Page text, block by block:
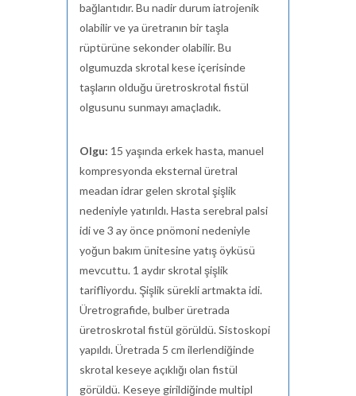
bağlantıdır. Bu nadir durum iatrojenik
olabilir ve ya üretranın bir taşla
rüptürüne sekonder olabilir. Bu
olgumuzda skrotal kese içerisinde
taşların olduğu üretroskrotal fistül
olgusunu sunmayı amaçladık.
Olgu: 15 yaşında erkek hasta, manuel
kompresyonda eksternal üretral
meadan idrar gelen skrotal şişlik
nedeniyle yatırıldı. Hasta serebral palsi
idi ve 3 ay önce pnömoni nedeniyle
yoğun bakım ünitesine yatış öyküsü
mevcuttu. 1 aydır skrotal şişlik
tarifliyordu. Şişlik sürekli artmakta idi.
Üretrografide, bulber üretrada
üretroskrotal fistül görüldü. Sistoskopi
yapıldı. Üretrada 5 cm ilerlendiğinde
skrotal keseye açıklığı olan fistül
görüldü. Keseye girildiğinde multipl